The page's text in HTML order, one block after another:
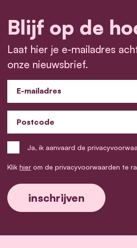
Blijf op de
Laat hier je e-mailadres
onze nieuwsbrief.
E-mailadres
Postcode
Ja, ik aanvaard de
Klik hier om de privacyvoorwaarden te